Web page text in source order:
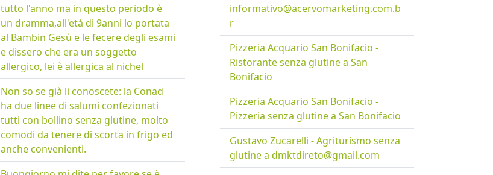
tutto l'anno ma in questo periodo è
un dramma,all'età di 9anni lo portata
al Bambin Gesù e le fecere degli esami
e dissero che era un soggetto
allergico, lei è allergica al nichel
Non so se già li conoscete: la Conad
ha due linee di salumi confezionati
tutti con bollino senza glutine, molto
comodi da tenere di scorta in frigo ed
anche convenienti.
informativo@acervomarketing.com.b
r
Pizzeria Acquario San Bonifacio -
Ristorante senza glutine a San
Bonifacio
Pizzeria Acquario San Bonifacio -
Pizzeria senza glutine a San Bonifacio
Gustavo Zucarelli - Agriturismo senza
glutine a dmktdireto@gmail.com